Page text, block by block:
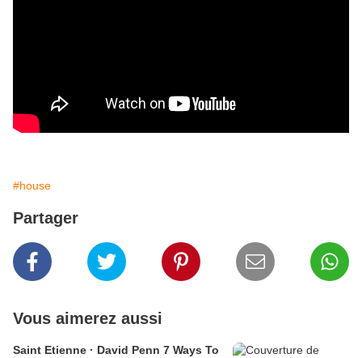
#house
Partager
Vous aimerez aussi
Saint Etienne · David Penn 7 Ways To